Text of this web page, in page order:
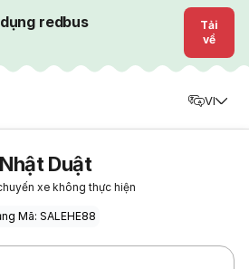
redbus
Tải
về
VI
Duật
xe không thực hiện
Mã: SALEHE88